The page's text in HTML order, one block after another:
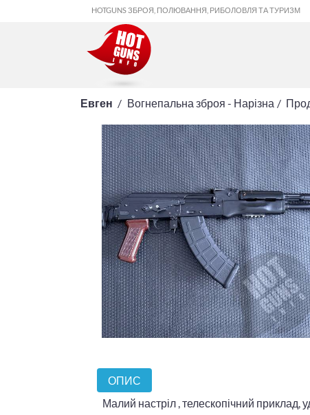
HOTGUNS ЗБРОЯ, ПОЛЮВАННЯ, РИБОЛОВЛЯ ТА ТУРИЗМ
Евген Вогнепальна зброя - Нарізна
ОПИС
Малий настріл , телескопічний